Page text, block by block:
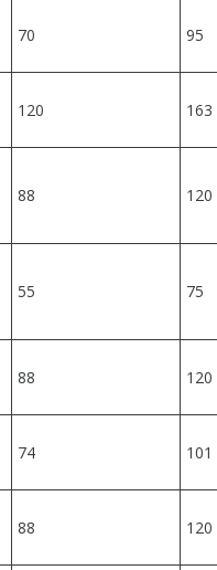
70 95
120 163
88 120
55 75
88 120
74 101
88 120